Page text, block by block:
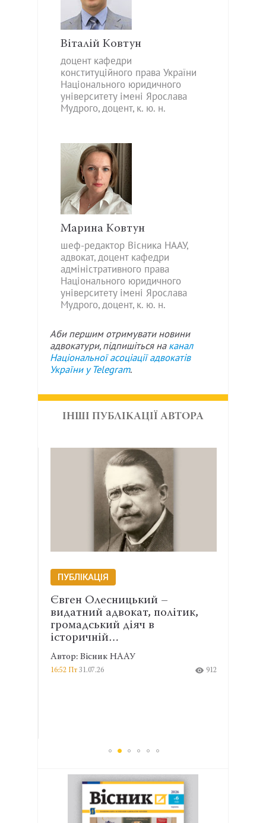
Віталій Ковтун
доцент кафедри
конституційного права України
Національного юридичного
університету імені Ярослава
Мудрого, доцент, к. ю. н.
Марина Ковтун
шеф-редактор Вісника НААУ,
адвокат, доцент кафедри
адміністративного права
Національного юридичного
університету імені Ярослава
Мудрого, доцент, к. ю. н.
Аби першим отримувати новини
адвокатури, підпишіться на канал
Національної асоціації адвокатів
України у Telegram.
ІНШІ ПУБЛІКАЦІЇ АВТОРА
ПУБЛІКАЦІЯ
Євген Олесницький –
видатний адвокат, політик,
громадський діяч в
історичній…
Автор: Вісник НААУ
16:52 Пт 31.07.26 912